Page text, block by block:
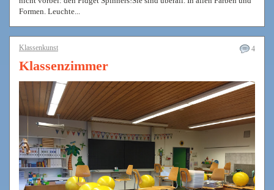
Formen. Leuchte...
4
Klassenkunst
Klassenzimmer